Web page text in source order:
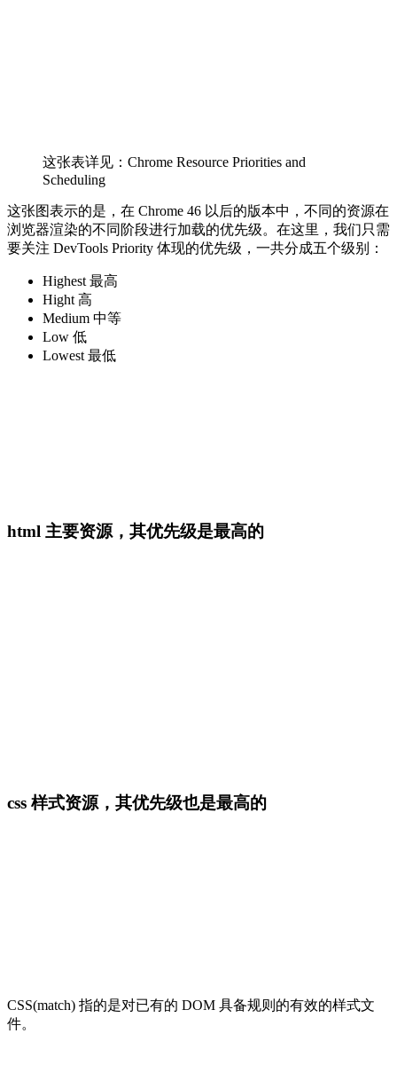
这张表详见：Chrome Resource Priorities and
Scheduling
这张图表示的是，在 Chrome 46 以后的版本中，不同的资源在
浏览器渲染的不同阶段进行加载的优先级。在这里，我们只需
要关注 DevTools Priority 体现的优先级，一共分成五个级别：
Highest 最高
Hight 高
Medium 中等
Low 低
Lowest 最低
html 主要资源，其优先级是最高的
css 样式资源，其优先级也是最高的
CSS(match) 指的是对已有的 DOM 具备规则的有效的样式文
件。